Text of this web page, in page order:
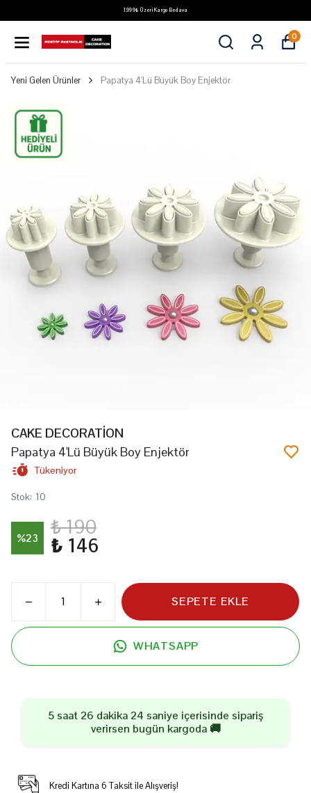
1.999₺ Üzeri Kargo Bedava
0
Yeni Gelen Ürünler Papatya 4'Lü Büyük Boy Enjektör
CAKE DECORATİON
Papatya 4'Lü Büyük Boy Enjektör
Tükeniyor
Stok: 10
%23 ₺ 190
₺ 146
SEPETE EKLE
WHATSAPP
5 saat 26 dakika 24 saniye içerisinde sipariş
verirsen bugün kargoda 🚚
Kredi Kartına 6 Taksit ile Alışveriş!